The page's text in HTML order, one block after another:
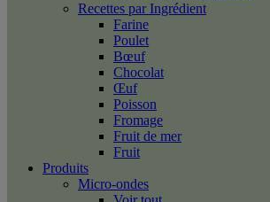
Recettes par Ingrédient
Farine
Poulet
Bœuf
Chocolat
Œuf
Poisson
Fromage
Fruit de mer
Fruit
Produits
Micro-ondes